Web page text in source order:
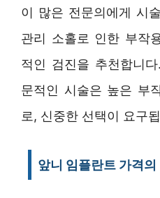
이 많은 전문의에게 시
관리 소홀로 인한 부작
적인 검진을 추천합니
문적인 시술은 높은 부
로, 신중한 선택이 요구
앞니 임플란트 가격의